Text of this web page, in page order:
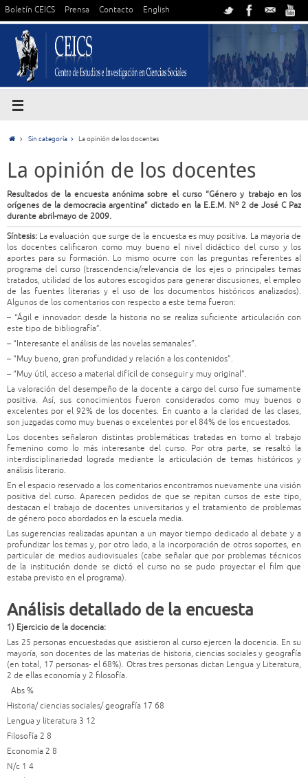
Boletín CEICS Prensa Contacto English
Sin categoría La opinión de los docentes
La opinión de los docentes
Resultados de la encuesta anónima sobre el curso “Género y trabajo en los
orígenes de la democracia argentina” dictado en la E.E.M. Nº 2 de José C Paz
durante abril-mayo de 2009.
Síntesis: La evaluación que surge de la encuesta es muy positiva. La mayoría de
los docentes calificaron como muy bueno el nivel didáctico del curso y los
aportes para su formación. Lo mismo ocurre con las preguntas referentes al
programa del curso (trascendencia/relevancia de los ejes o principales temas
tratados, utilidad de los autores escogidos para generar discusiones, el empleo
de las fuentes literarias y el uso de los documentos históricos analizados).
Algunos de los comentarios con respecto a este tema fueron:
– “Ágil e innovador: desde la historia no se realiza suficiente articulación con
este tipo de bibliografía”.
– “Interesante el análisis de las novelas semanales”.
– “Muy bueno, gran profundidad y relación a los contenidos”.
– “Muy útil, acceso a material difícil de conseguir y muy original”.
La valoración del desempeño de la docente a cargo del curso fue sumamente
positiva. Así, sus conocimientos fueron considerados como muy buenos o
excelentes por el 92% de los docentes. En cuanto a la claridad de las clases,
son juzgadas como muy buenas o excelentes por el 84% de los encuestados.
Los docentes señalaron distintas problemáticas tratadas en torno al trabajo
femenino como lo más interesante del curso. Por otra parte, se resaltó la
interdisciplinariedad lograda mediante la articulación de temas históricos y
análisis literario.
En el espacio reservado a los comentarios encontramos nuevamente una visión
positiva del curso. Aparecen pedidos de que se repitan cursos de este tipo,
destacan el trabajo de docentes universitarios y el tratamiento de problemas
de género poco abordados en la escuela media.
Las sugerencias realizadas apuntan a un mayor tiempo dedicado al debate y a
profundizar los temas y, por otro lado, a la incorporación de otros soportes, en
particular de medios audiovisuales (cabe señalar que por problemas técnicos
de la institución donde se dictó el curso no se pudo proyectar el film que
estaba previsto en el programa).
Análisis detallado de la encuesta
1) Ejercicio de la docencia:
Las 25 personas encuestadas que asistieron al curso ejercen la docencia. En su
mayoría, son docentes de las materias de historia, ciencias sociales y geografía
(en total, 17 personas- el 68%). Otras tres personas dictan Lengua y Literatura,
2 de ellas economía y 2 filosofía.
Abs %
Historia/ ciencias sociales/ geografía 17 68
Lengua y literatura 3 12
Filosofía 2 8
Economía 2 8
N/c 1 4